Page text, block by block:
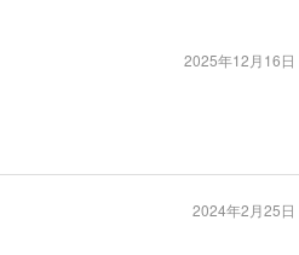
2025年12月16日
2024年2月25日